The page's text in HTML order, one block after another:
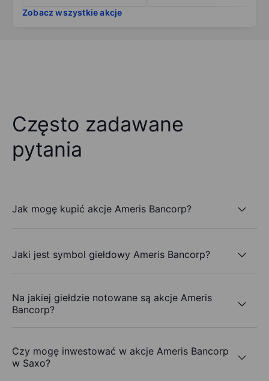
Zobacz wszystkie akcje
Często zadawane
pytania
Jak mogę kupić akcje Ameris Bancorp?
Jaki jest symbol giełdowy Ameris Bancorp?
Na jakiej giełdzie notowane są akcje Ameris
Bancorp?
Czy mogę inwestować w akcje Ameris Bancorp
w Saxo?